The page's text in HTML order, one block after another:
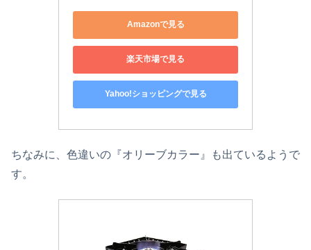
Amazonで見る
楽天市場で見る
Yahoo!ショッピングで見る
ちなみに、色違いの『オリーブカラー』も出ているようで
す。